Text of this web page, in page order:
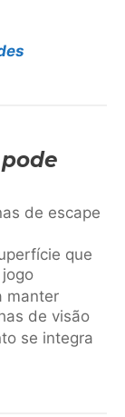
de escape
que
manter
de visão
se integra